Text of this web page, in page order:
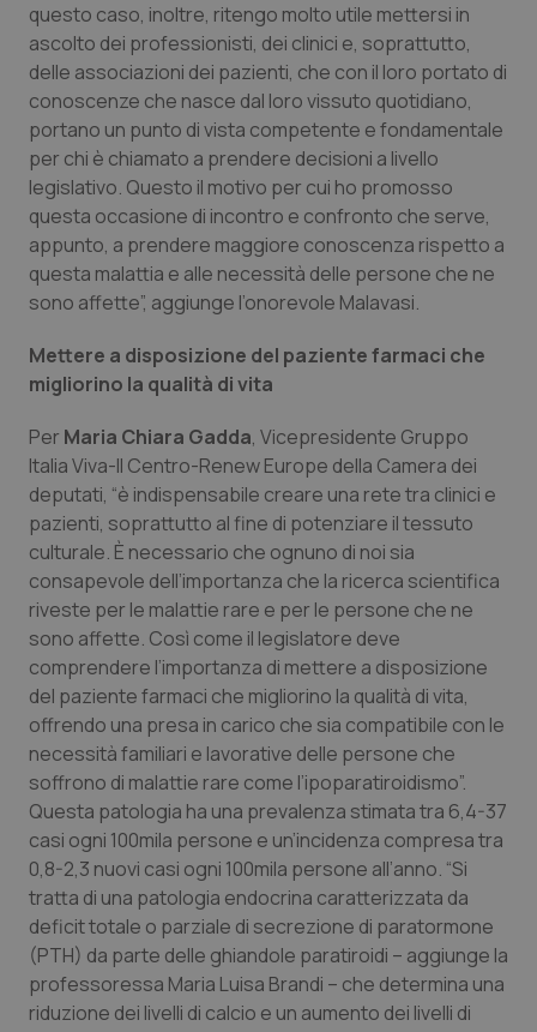
Veneto
Oncoematologia
Oncologia & Nutrizione
Psoriasi & pelle
Quotidiano Cardiologia
Quotidiano Chirurgia
Quotidiano Pediatria
Rene & patologie urogenitali
Salute orale & impianti
Sangue & coagulazione
Tiroide
Tumore al seno
Tumore ovarico
Tumori del Polmone & Testa Collo
Tumori gastrointestinali
Ulcera & Reflusso
Vaccini
questo caso, inoltre, ritengo molto utile mettersi in
ascolto dei professionisti, dei clinici e, soprattutto,
delle associazioni dei pazienti, che con il loro portato di
conoscenze che nasce dal loro vissuto quotidiano,
portano un punto di vista competente e fondamentale
per chi è chiamato a prendere decisioni a livello
legislativo. Questo il motivo per cui ho promosso
questa occasione di incontro e confronto che serve,
appunto, a prendere maggiore conoscenza rispetto a
questa malattia e alle necessità delle persone che ne
sono affette”, aggiunge l’onorevole Malavasi.
Mettere a disposizione del paziente farmaci che
migliorino la qualità di vita
Per Maria Chiara Gadda, Vicepresidente Gruppo
Italia Viva-Il Centro-Renew Europe della Camera dei
deputati, “è indispensabile creare una rete tra clinici e
pazienti, soprattutto al fine di potenziare il tessuto
culturale. È necessario che ognuno di noi sia
consapevole dell’importanza che la ricerca scientifica
riveste per le malattie rare e per le persone che ne
sono affette. Così come il legislatore deve
comprendere l’importanza di mettere a disposizione
del paziente farmaci che migliorino la qualità di vita,
offrendo una presa in carico che sia compatibile con le
necessità familiari e lavorative delle persone che
soffrono di malattie rare come l’ipoparatiroidismo”.
Questa patologia ha una prevalenza stimata tra 6,4-37
casi ogni 100mila persone e un’incidenza compresa tra
0,8-2,3 nuovi casi ogni 100mila persone all’anno. “Si
tratta di una patologia endocrina caratterizzata da
deficit totale o parziale di secrezione di paratormone
(PTH) da parte delle ghiandole paratiroidi – aggiunge la
professoressa Maria Luisa Brandi – che determina una
riduzione dei livelli di calcio e un aumento dei livelli di